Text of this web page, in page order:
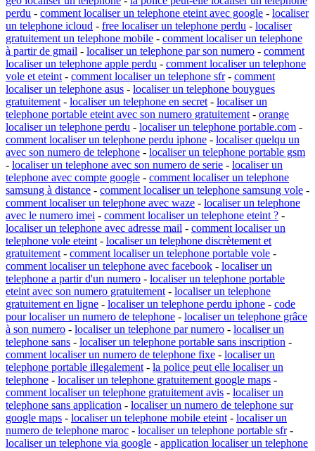
perdu - comment localiser un telephone eteint avec google - localiser
un telephone icloud - free localiser un telephone perdu - localiser
gratuitement un telephone mobile - comment localiser un telephone
à partir de gmail - localiser un telephone par son numero - comment
localiser un telephone apple perdu - comment localiser un telephone
vole et eteint - comment localiser un telephone sfr- comment
localiser un telephone asus - localiser un telephone bouygues
gratuitement - localiser un telephone en secret - localiser un
telephone portable eteint avec son numero gratuitement - orange
localiser un telephone perdu - localiser un telephone portable.com -
comment localiser un telephone perdu iphone - localiser quelqu un
avec son numero de telephone - localiser un telephone portable gsm
- localiser un telephone avec son numero de serie - localiser un
telephone avec compte google - comment localiser un telephone
samsung à distance - comment localiser un telephone samsung vole -
comment localiser un telephone avec waze - localiser un telephone
avec le numero imei - comment localiser un telephone eteint ? -
localiser un telephone avec adresse mail - comment localiser un
telephone vole eteint - localiser un telephone discrètement et
gratuitement - comment localiser un telephone portable vole -
comment localiser un telephone avec facebook - localiser un
telephone a partir d'un numero - localiser un telephone portable
eteint avec son numero gratuitement - localiser un telephone
gratuitement en ligne - localiser un telephone perdu iphone - code
pour localiser un numero de telephone - localiser un telephone grâce
à son numero - localiser un telephone par numero - localiser un
telephone sans - localiser un telephone portable sans inscription -
comment localiser un numero de telephone fixe - localiser un
telephone portable illegalement - la police peut elle localiser un
telephone - localiser un telephone gratuitement google maps -
comment localiser un telephone gratuitement avis - localiser un
telephone sans application - localiser un numero de telephone sur
google maps - localiser un telephone mobile eteint - localiser un
numero de telephone maroc - localiser un telephone portable sfr-
localiser un telephone via google - application localiser un telephone